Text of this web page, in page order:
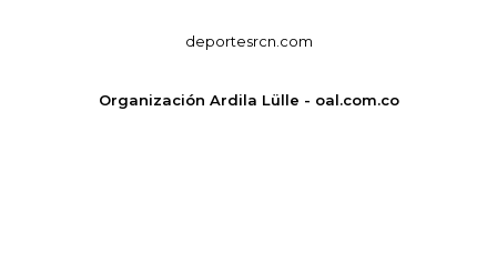
deportesrcn.com
Organización Ardila Lülle - oal.com.co